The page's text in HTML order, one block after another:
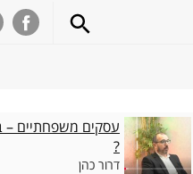
עסקים משפחתיים –
?
דרור כהן